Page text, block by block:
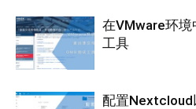
在VMware环境
工具
配置Nextcloud